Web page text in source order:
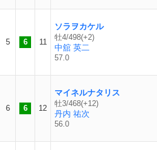
5 6 11
ソラヲカケル
牡4/498(+2)
中舘 英二
57.0
6 6 12
マイネルナタリス
牡3/468(+12)
丹内 祐次
56.0